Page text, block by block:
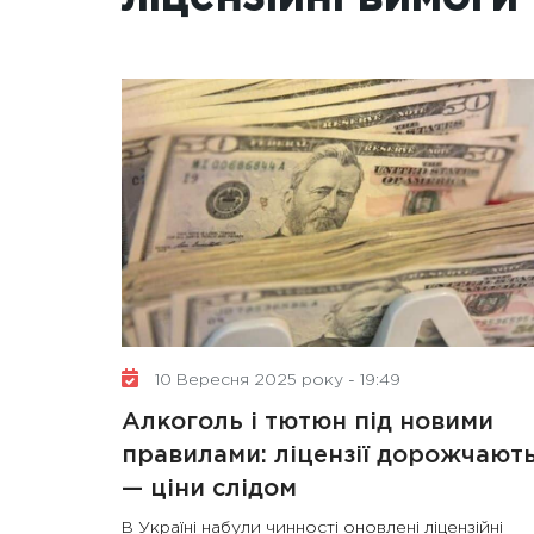
10 Вересня 2025 року - 19:49
Алкоголь і тютюн під новими
правилами: ліцензії
— ціни слідом
В Україні набули чинності оновлені ліцензійні